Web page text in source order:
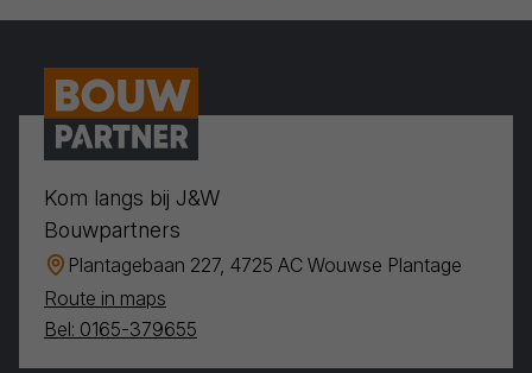
Kom langs bij J&W
Bouwpartners
Plantagebaan 227, 4725 AC Wouwse Plantage
Route in maps
Bel: 0165-379655